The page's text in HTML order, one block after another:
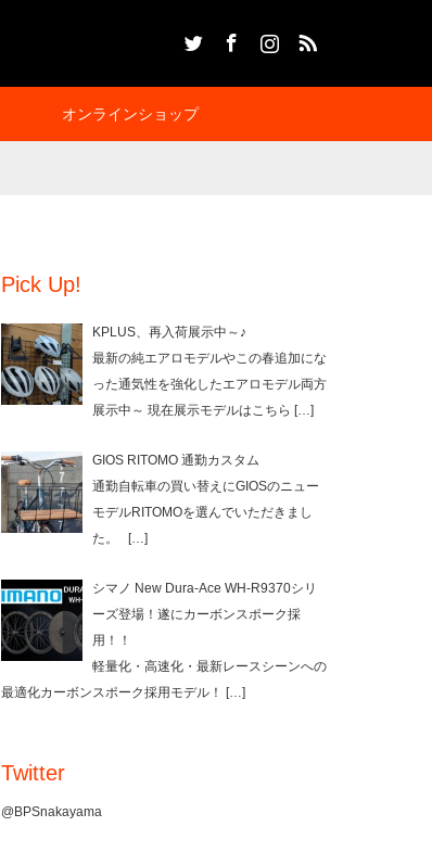
オンラインショップ
Pick Up!
KPLUS、再入荷展示中～♪
最新の純エアロモデルやこの春追加にな
った通気性を強化したエアロモデル両方
展示中～ 現在展示モデルはこちら […]
GIOS RITOMO 通勤カスタム
通勤自転車の買い替えにGIOSのニュー
モデルRITOMOを選んでいただきまし
た。
[…]
シマノ New Dura-Ace WH-R9370シリ
ーズ登場！遂にカーボンスポーク採
用！！
軽量化・高速化・最新レースシーンへの
最適化カーボンスポーク採用モデル！
[…]
Twitter
@BPSnakayama